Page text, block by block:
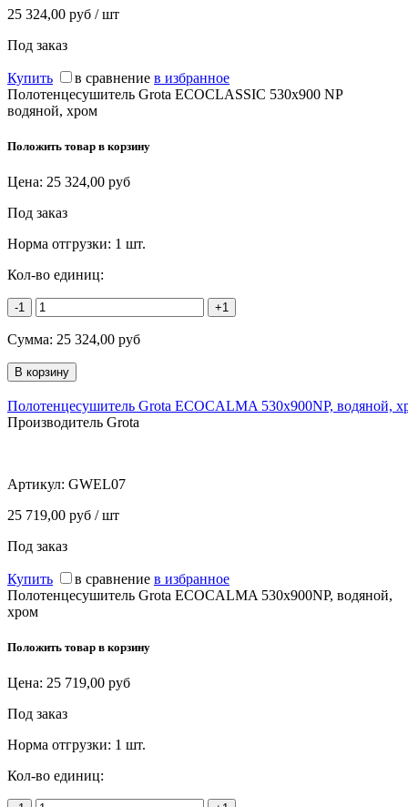
25 324,00 руб / шт
Под заказ
Купить в сравнение в избранное
Полотенцесушитель Grota ECOCLASSIC 530x900 NP
водяной, хром
Положить товар в корзину
Цена: 25 324,00 руб
Под заказ
Норма отгрузки: 1 шт.
Кол-во единиц:
-1 +1
Сумма: 25 324,00 руб
Полотенцесушитель Grota ECOCALMA 530х900NP, водяной,
Производитель Grota
Артикул: GWEL07
25 719,00 руб / шт
Под заказ
Купить в сравнение в избранное
Полотенцесушитель Grota ECOCALMA 530х900NP, водяной,
хром
Положить товар в корзину
Цена: 25 719,00 руб
Под заказ
Норма отгрузки: 1 шт.
Кол-во единиц: